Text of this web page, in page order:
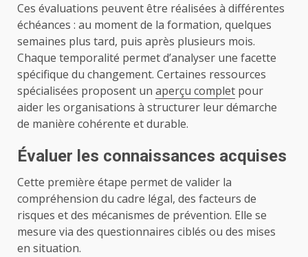
Ces évaluations peuvent être réalisées à différentes
échéances : au moment de la formation, quelques
semaines plus tard, puis après plusieurs mois.
Chaque temporalité permet d’analyser une facette
spécifique du changement. Certaines ressources
spécialisées proposent un aperçu complet pour
aider les organisations à structurer leur démarche
de manière cohérente et durable.
Évaluer les connaissances acquises
Cette première étape permet de valider la
compréhension du cadre légal, des facteurs de
risques et des mécanismes de prévention. Elle se
mesure via des questionnaires ciblés ou des mises
en situation.